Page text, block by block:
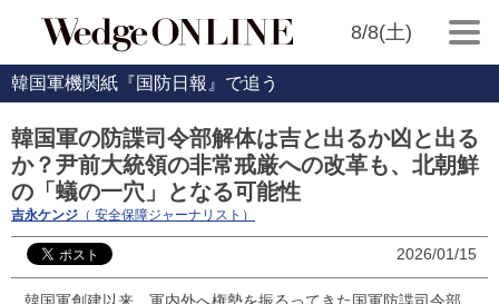
8/8(土)
韓国軍機関紙『国防日報』で追う
韓国軍の防諜司令部解体は吉と出るか凶と出る
か？尹前大統領の非常戒厳への改革も、北朝鮮
の「蟻の一穴」となる可能性
吉永ケンジ （ 安全保障ジャーナリスト）
2026/01/15